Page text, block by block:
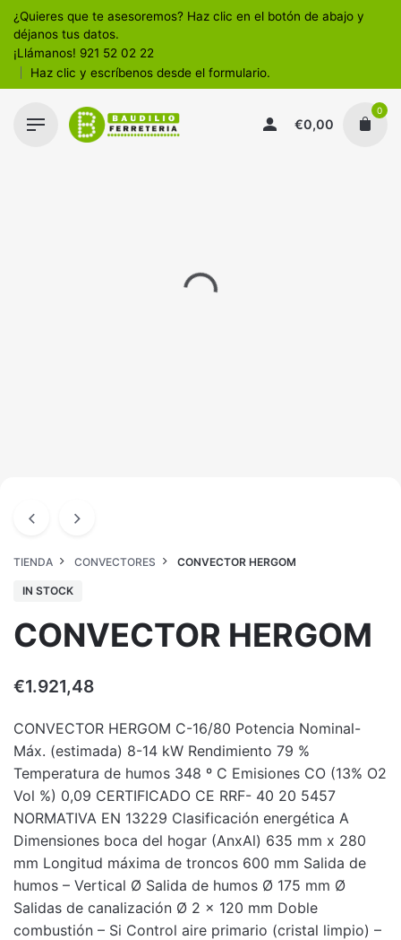
¿Quieres que te asesoremos? Haz clic en el botón de abajo y
déjanos tus datos.
¡Llámanos! 921 52 02 22
Haz clic y escríbenos desde el formulario.
€0,00
0
TIENDA CONVECTORES CONVECTOR HERGOM
IN STOCK
CONVECTOR HERGOM
€1.921,48
CONVECTOR HERGOM C-16/80 Potencia Nominal-
Máx. (estimada) 8-14 kW Rendimiento 79 %
Temperatura de humos 348 º C Emisiones CO (13% O2
Vol %) 0,09 CERTIFICADO CE RRF- 40 20 5457
NORMATIVA EN 13229 Clasificación energética A
Dimensiones boca del hogar (AnxAl) 635 mm x 280
mm Longitud máxima de troncos 600 mm Salida de
humos – Vertical Ø Salida de humos Ø 175 mm Ø
Salidas de canalización Ø 2 x 120 mm Doble
combustión – Si Control aire primario (cristal limpio) –